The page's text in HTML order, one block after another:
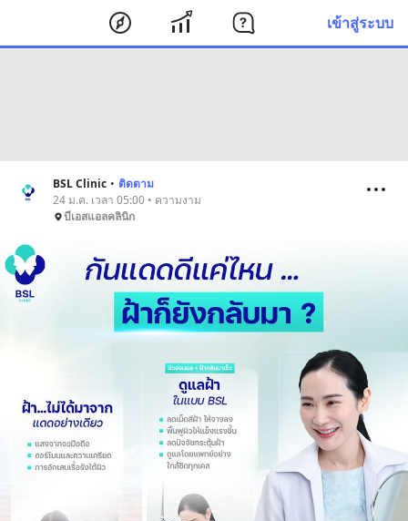
เข้าสู่ระบบ
BSL Clinic • ติดตาม
24 ม.ค. เวลา 05:00 • ความงาม
บีเอสแอลคลินิก